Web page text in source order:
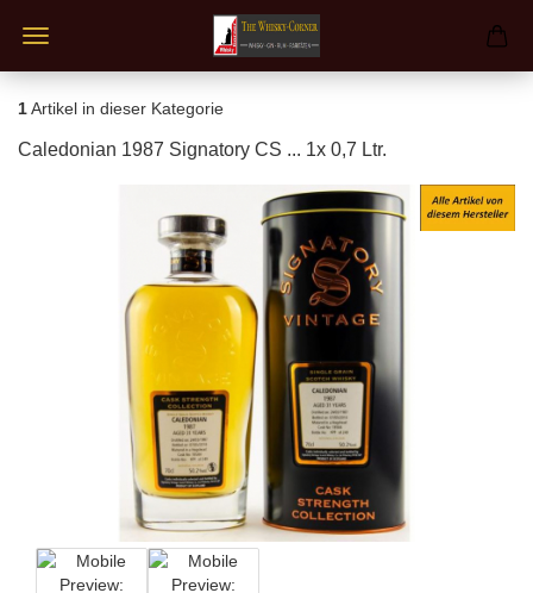
1Artikel in dieser Kategorie
Caledonian 1987 Signatory CS ... 1x 0,7 Ltr.